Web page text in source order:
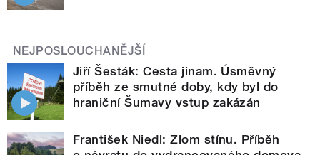
NEJPOSLOUCHANĚJŠÍ
Jiří Šesták: Cesta jinam. Úsměvný
příběh ze smutné doby, kdy byl do
hraniční Šumavy vstup zakázán
František Niedl: Zlom stínu. Příběh